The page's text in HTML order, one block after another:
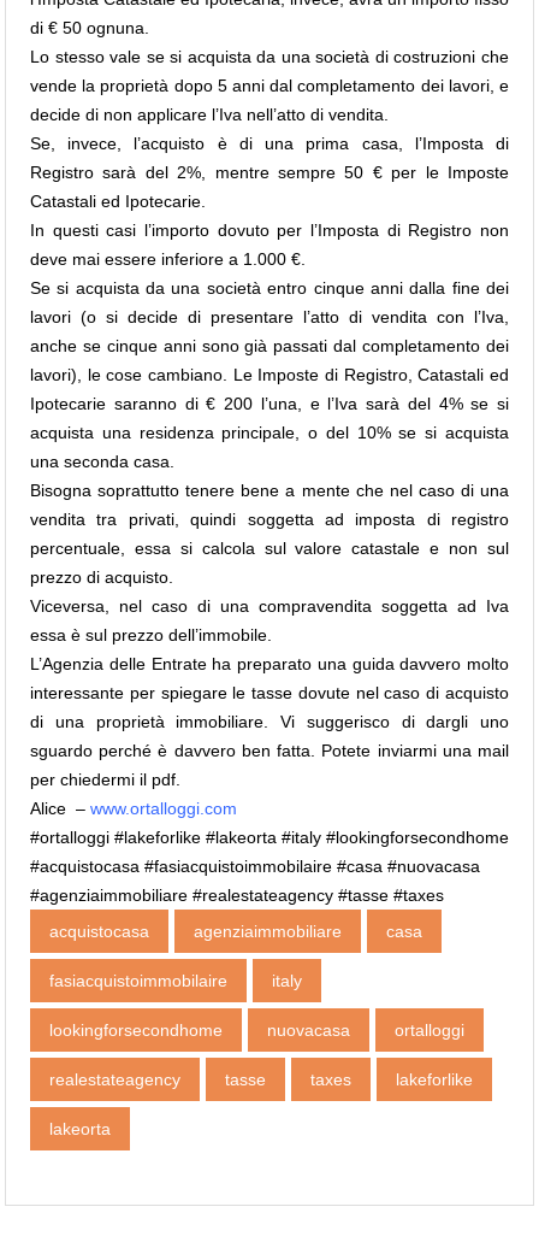
di € 50 ognuna.
Lo stesso vale se si acquista da una società di costruzioni che
vende la proprietà dopo 5 anni dal completamento dei lavori, e
decide di non applicare l’Iva nell’atto di vendita.
Se, invece, l’acquisto è di una prima casa, l’Imposta di
Registro sarà del 2%, mentre sempre 50 € per le Imposte
Catastali ed Ipotecarie.
In questi casi l’importo dovuto per l’Imposta di Registro non
deve mai essere inferiore a 1.000 €.
Se si acquista da una società entro cinque anni dalla fine dei
lavori (o si decide di presentare l’atto di vendita con l’Iva,
anche se cinque anni sono già passati dal completamento dei
lavori), le cose cambiano. Le Imposte di Registro, Catastali ed
Ipotecarie saranno di € 200 l’una, e l’Iva sarà del 4% se si
acquista una residenza principale, o del 10% se si acquista
una seconda casa.
Bisogna soprattutto tenere bene a mente che nel caso di una
vendita tra privati, quindi soggetta ad imposta di registro
percentuale, essa si calcola sul valore catastale e non sul
prezzo di acquisto.
Viceversa, nel caso di una compravendita soggetta ad Iva
essa è sul prezzo dell’immobile.
L’Agenzia delle Entrate ha preparato una guida davvero molto
interessante per spiegare le tasse dovute nel caso di acquisto
di una proprietà immobiliare. Vi suggerisco di dargli uno
sguardo perché è davvero ben fatta. Potete inviarmi una mail
per chiedermi il pdf.
Alice – www.ortalloggi.com
‪#‎ortalloggi ‪#‎lakeforlike ‪#‎lakeorta #italy #lookingforsecondhome
#acquistocasa #fasiacquistoimmobilaire #casa #nuovacasa
#agenziaimmobiliare #realestateagency #tasse #taxes
acquistocasa
agenziaimmobiliare casa
fasiacquistoimmobilaire italy
lookingforsecondhome nuovacasa ortalloggi‬
realestateagency tasse taxes‬‬‬ ‎lakeforlike‬
‎lakeorta